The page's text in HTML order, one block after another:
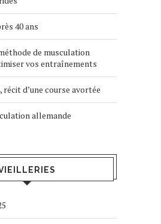
40 ans
de musculation
vos entraînements
récit d’une course avortée
allemande